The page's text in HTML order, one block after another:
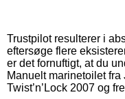
Trustpilot resulterer i
eftersøge flere
er det fornuftigt, at du
Manuelt marinetoilet
Twist’n’Lock 2007 og